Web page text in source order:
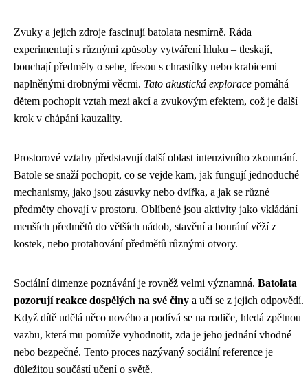
Zvuky a jejich zdroje fascinují batolata nesmírně. Ráda
experimentují s různými způsoby vytváření hluku – tleskají,
bouchají předměty o sebe, třesou s chrastítky nebo krabicemi
naplněnými drobnými věcmi. Tato akustická explorace pomáhá
dětem pochopit vztah mezi akcí a zvukovým efektem, což je další
krok v chápání kauzality.
Prostorové vztahy představují další oblast intenzivního zkoumání.
Batole se snaží pochopit, co se vejde kam, jak fungují jednoduché
mechanismy, jako jsou zásuvky nebo dvířka, a jak se různé
předměty chovají v prostoru. Oblíbené jsou aktivity jako vkládání
menších předmětů do větších nádob, stavění a bourání věží z
kostek, nebo protahování předmětů různými otvory.
Sociální dimenze poznávání je rovněž velmi významná. Batolata
pozorují reakce dospělých na své činy a učí se z jejich odpovědí.
Když dítě udělá něco nového a podívá se na rodiče, hledá zpětnou
vazbu, která mu pomůže vyhodnotit, zda je jeho jednání vhodné
nebo bezpečné. Tento proces nazývaný sociální reference je
důležitou součástí učení o světě.